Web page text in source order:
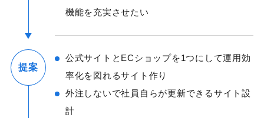
機能を充実させたい
提案
公式サイトとECショップを1つにして運用効
率化を図れるサイト作り
外注しないで社員自らが更新できるサイト設
計